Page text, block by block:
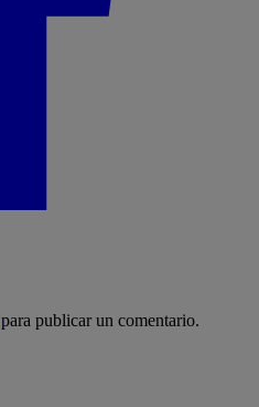
para publicar un comentario.